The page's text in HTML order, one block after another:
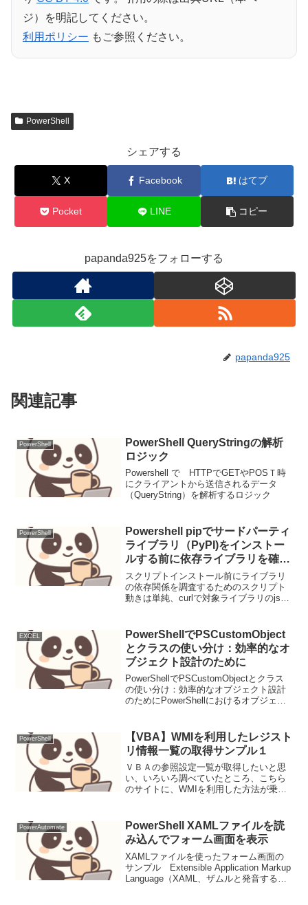
ジ）を明記してください。
利用ポリシー もご参照ください。
PowerShell
シェアする
X Facebook はてブ
Pocket LINE コピー
papanda925をフォローする
papanda925
関連記事
PowerShell
PowerShell QueryStringの解析
ロジック
Powershell で HTTPでGETやPOSＴ時
にクライアントから送信されるデータ
（QueryString）を解析するロジック
PowerShell
Powershell pipでサードパーティ
ライブラリ（PyPI)をインストー
ルする前に依存ライブラリを確認
するスクリプト
スクリプトインストール前にライブラリ
の依存関係を調査するためのスクリプト
動きは単純、curlで対象ライブラリのjson
requires_dist（依存ラ...
EXCEL
PowerShellでPSCustomObject
とクラスの使い分け：効率的なオ
ブジェクト設計のために
PowerShellでPSCustomObjectとクラス
の使い分け：効率的なオブジェクト設計
のためにPowerShellにおけるオブジェク
する。特に、PSCustomO...
PowerShell
【VBA】WMIを利用したレジスト
リ情報一覧の取得サンプル１
ＶＢＡの参照設定一覧が取得したいと思
い、いろいろ調べていたところ、こちら
のサイトに、WMIを利用した方法が乗っ
りにアレンジしてみた。まだまだ勉強不
足だ。Sub tes...
PowerAutomate
PowerShell XAMLファイルを読
み込んでフォーム画面を表示
XAMLファイルを使ったフォーム画面の
サンプル Extensible Application Markup
Language（XAML、ザムルと発音する）